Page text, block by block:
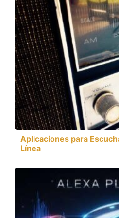
Aplicaciones para
Línea